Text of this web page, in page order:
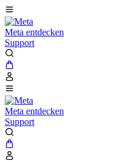
Meta entdecken
Support
Meta entdecken
Support